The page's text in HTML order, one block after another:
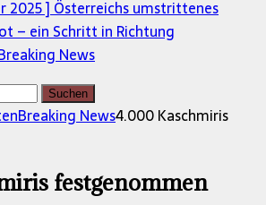
2025 ] Österreichs umstrittenes
– ein Schritt in Richtung
News
Breaking News4.000 Kaschmiris
festgenommen